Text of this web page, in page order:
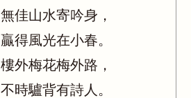
無佳山水寄吟身，
贏得風光在小春。
樓外梅花梅外路，
不時驢背有詩人。